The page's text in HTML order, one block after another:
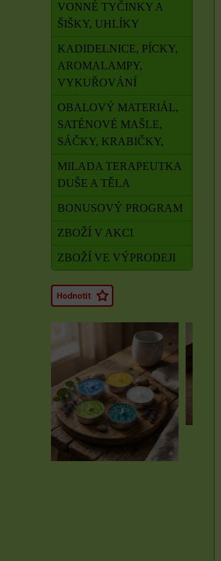
VONNÉ TYČINKY A
ŠIŠKY, UHLÍKY
KADIDELNICE, PÍCKY,
AROMALAMPY,
VYKUŘOVÁNÍ
OBALOVÝ MATERIÁL,
SATÉNOVÉ MAŠLE,
SÁČKY, KRABIČKY,
MILADA TERAPEUTKA
DUŠE A TĚLA
BONUSOVÝ PROGRAM
ZBOŽÍ V AKCI
ZBOŽÍ VE VÝPRODEJI